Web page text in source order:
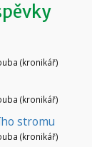
(kronikář)
(kronikář)
stromu
(kronikář)